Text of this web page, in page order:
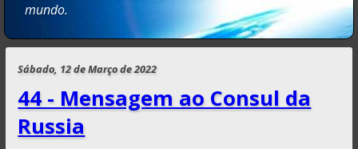
mundo.
Sábado, 12 de Março de 2022
44 - Mensagem ao Consul da
Russia